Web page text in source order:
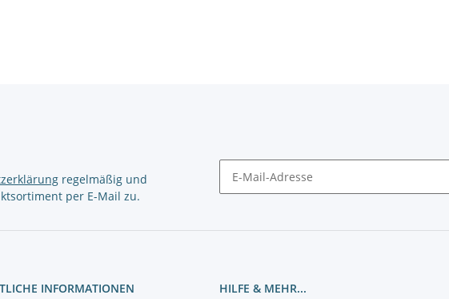
regelmäßig und
per E-Mail zu.
INFORMATIONEN HILFE & MEHR...